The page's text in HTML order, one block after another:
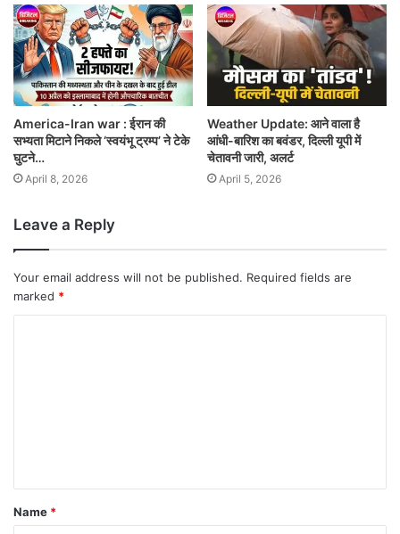
America-Iran war : ईरान की
सभ्यता मिटाने निकले ‘स्वयंभू ट्रम्प’ ने टेके
घुटने…
April 8, 2026
Weather Update: आने वाला है
आंधी-बारिश का बवंडर, दिल्ली यूपी में
चेतावनी जारी, अलर्ट
April 5, 2026
Leave a Reply
Your email address will not be published. Required fields are
marked *
Name *